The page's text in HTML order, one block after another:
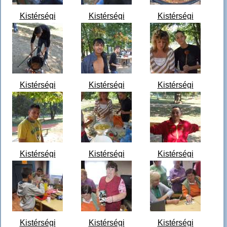
Kistérségi
Örökhagyó Nap
Csapi
2011100601.JPG
Kistérségi
Örökhagyó Nap
Csapi
2011100602.JPG
Kistérségi
Örökhagyó Nap
Csapi
2011100603.JPG
Kistérségi
Örökhagyó Nap
Csapi
2011100604.JPG
Kistérségi
Örökhagyó Nap
Csapi
2011100605.JPG
Kistérségi
Örökhagyó Nap
Csapi
2011100606.JPG
Kistérségi
Örökhagyó Nap
Csapi
2011100607.JPG
Kistérségi
Örökhagyó Nap
Csapi
2011100608.JPG
Kistérségi
Örökhagyó Nap
Csapi
2011100609.JPG
Kistérségi Kistérségi Kistérségi